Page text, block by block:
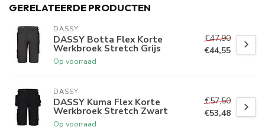
GERELATEERDE PRODUCTEN
DASSY
DASSY Botta Flex Korte
Werkbroek Stretch Grijs
Op voorraad
€47,90
€44,55
DASSY
DASSY Kuma Flex Korte
Werkbroek Stretch Zwart
Op voorraad
€57,50
€53,48